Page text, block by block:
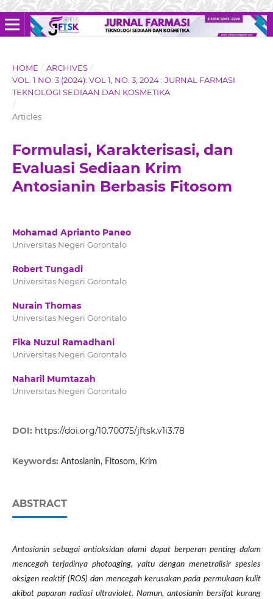
HOME / ARCHIVES /
VOL. 1 NO. 3 (2024): VOL 1, NO. 3, 2024 : JURNAL FARMASI
TEKNOLOGI SEDIAAN DAN KOSMETIKA
/
Articles
Formulasi, Karakterisasi, dan
Evaluasi Sediaan Krim
Antosianin Berbasis Fitosom
Mohamad Aprianto Paneo
Universitas Negeri Gorontalo
Robert Tungadi
Universitas Negeri Gorontalo
Nurain Thomas
Universitas Negeri Gorontalo
Fika Nuzul Ramadhani
Universitas Negeri Gorontalo
Naharil Mumtazah
Universitas Negeri Gorontalo
DOI: https://doi.org/10.70075/jftsk.v1i3.78
Keywords: Antosianin, Fitosom, Krim
ABSTRACT
Antosianin sebagai antioksidan alami dapat berperan penting dalam
mencegah terjadinya photoaging, yaitu dengan menetralisir spesies
oksigen reaktif (ROS) dan mencegah kerusakan pada permukaan kulit
akibat paparan radiasi ultraviolet. Namun, antosianin bersifat kurang